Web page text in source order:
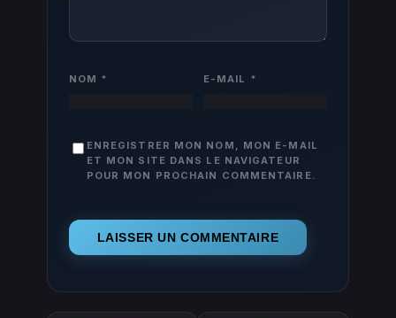
NOM * E-MAIL *
ENREGISTRER MON NOM, MON E-MAIL
ET MON SITE DANS LE NAVIGATEUR
POUR MON PROCHAIN COMMENTAIRE.